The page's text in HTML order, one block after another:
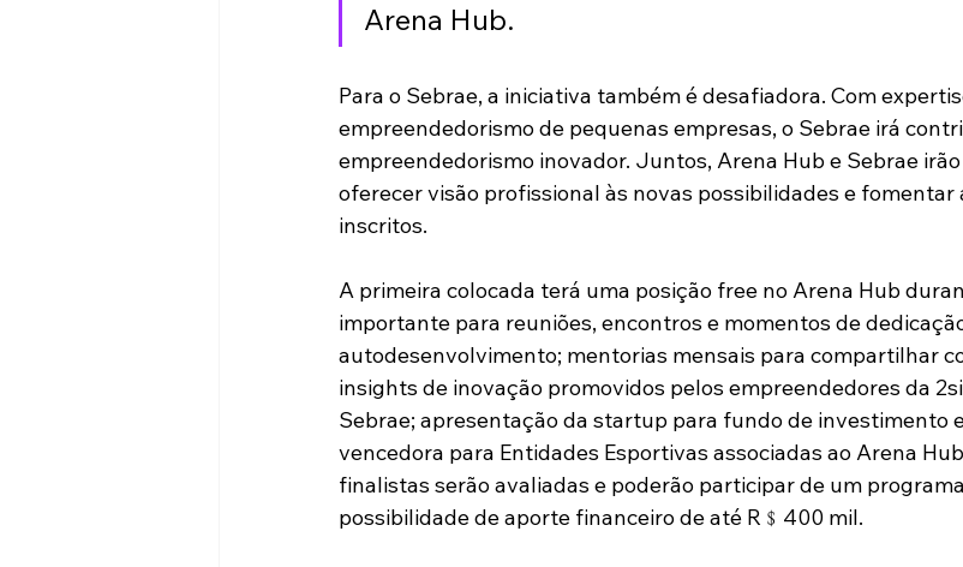
Arena Hub.
Para o Sebrae, a iniciativa também é desafiadora. Com
empreendedorismo de pequenas empresas, o Sebrae irá
empreendedorismo inovador. Juntos, Arena Hub e Sebrae
oferecer visão profissional às novas possibilidades e fomentar
inscritos.
A primeira colocada terá uma posição free no Arena Hub
importante para reuniões, encontros e momentos de
autodesenvolvimento; mentorias mensais para compartilhar
insights de inovação promovidos pelos empreendedores da
Sebrae; apresentação da startup para fundo de investimento
vencedora para Entidades Esportivas associadas ao Arena
finalistas serão avaliadas e poderão participar de um
possibilidade de aporte financeiro de até R﹩400 mil.